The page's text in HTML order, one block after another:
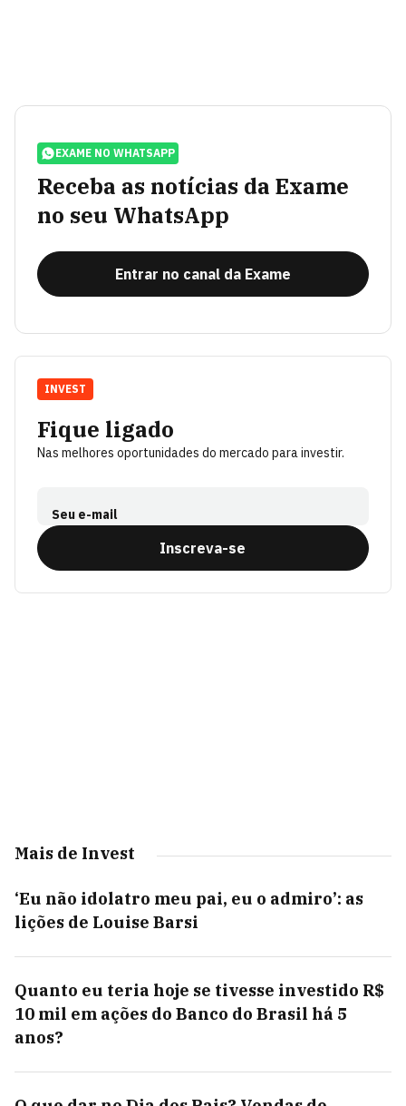
EXAME NO WHATSAPP
Receba as notícias da Exame
no seu WhatsApp
Entrar no canal da Exame
Fique ligado
Nas melhores oportunidades do mercado para investir.
Seu e-mail
Inscreva-se
INVEST
Mais de Invest
‘Eu não idolatro meu pai, eu o admiro’: as
lições de Louise Barsi
Quanto eu teria hoje se tivesse investido R$
10 mil em ações do Banco do Brasil há 5
anos?